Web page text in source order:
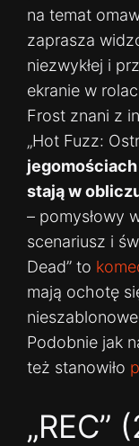
na temat
zaprasza
niezwykłej i
ekranie w
Frost znani z
„Hot Fuzz:
stają w
– pomysłowy
scenariusz i
Dead” to
mają ochotę
Podobnie jak
też stanowiło
„REC”